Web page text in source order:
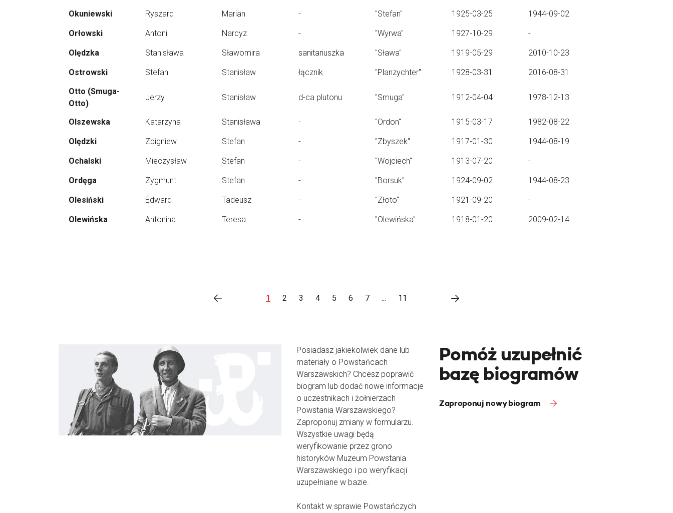
Okuniewski Ryszard Marian - "Stefan" 1925-03-25 1944-09-02
Orłowski Antoni Narcyz - "Wyrwa" 1927-10-29 -
Olędzka Stanisława Sławomira sanitariuszka "Sława" 1919-05-29 2010-10-23
Ostrowski Stefan Stanisław łącznik "Planzychter" 1928-03-31
2016-08-31
Otto (Smuga-
Otto)
Jerzy Stanisław d-ca plutonu "Smuga" 1912-04-04 1978-12-13
Olszewska Katarzyna Stanisława - "Ordon" 1915-03-17 1982-08-22
Olędzki Zbigniew Stefan - "Zbyszek" 1917-01-30 1944-08-19
Ochalski Mieczysław Stefan - "Wojciech" 1913-07-20 -
Ordęga Zygmunt Stefan - "Borsuk" 1924-09-02 1944-08-23
Olesiński Edward Tadeusz - "Złoto" 1921-09-20 -
Olewińska Antonina Teresa - "Olewińska" 1918-01-20 2009-02-14
1 2 3 4 5 6 7 ... 11
Posiadasz jakiekolwiek dane lub
materiały o Powstańcach
Warszawskich? Chcesz poprawić
biogram lub dodać nowe informacje
o uczestnikach i żołnierzach
Powstania Warszawskiego?
Zaproponuj zmiany w formularzu.
Wszystkie uwagi będą
weryfikowanie przez grono
historyków Muzeum Powstania
Warszawskiego i po weryfikacji
uzupełniane w bazie.
Kontakt w sprawie Powstańczych
Pomóż uzupełnić
bazę biogramów
Zaproponuj nowy biogram